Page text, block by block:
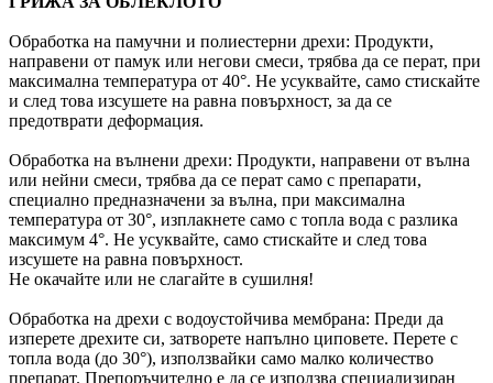
Обработка на памучни и полиестерни дрехи: Продукти,
направени от памук или негови смеси, трябва да се перат, при
максимална температура от 40°. Не усуквайте, само стискайте
и след това изсушете на равна повърхност, за да се
предотврати деформация.
Обработка на вълнени дрехи: Продукти, направени от вълна
или нейни смеси, трябва да се перат само с препарати,
специално предназначени за вълна, при максимална
температура от 30°, изплакнете само с топла вода с разлика
максимум 4°. Не усуквайте, само стискайте и след това
изсушете на равна повърхност.
Не окачайте или не слагайте в сушилня!
Обработка на дрехи с водоустойчива мембрана: Преди да
изперете дрехите си, затворете напълно циповете. Перете с
топла вода (до 30°), използвайки само малко количество
препарат. Препоръчително е да се използва специализиран